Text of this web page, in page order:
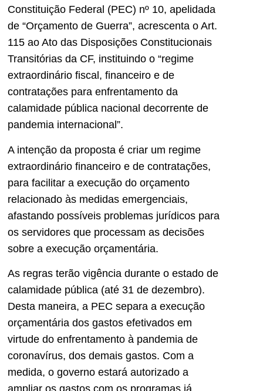
Constituição Federal (PEC) nº 10, apelidada
de “Orçamento de Guerra”, acrescenta o Art.
115 ao Ato das Disposições Constitucionais
Transitórias da CF, instituindo o “regime
extraordinário fiscal, financeiro e de
contratações para enfrentamento da
calamidade pública nacional decorrente de
pandemia internacional”.
A intenção da proposta é criar um regime
extraordinário financeiro e de contratações,
para facilitar a execução do orçamento
relacionado às medidas emergenciais,
afastando possíveis problemas jurídicos para
os servidores que processam as decisões
sobre a execução orçamentária.
As regras terão vigência durante o estado de
calamidade pública (até 31 de dezembro).
Desta maneira, a PEC separa a execução
orçamentária dos gastos efetivados em
virtude do enfrentamento à pandemia de
coronavírus, dos demais gastos. Com a
medida, o governo estará autorizado a